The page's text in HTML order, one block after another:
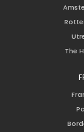
The